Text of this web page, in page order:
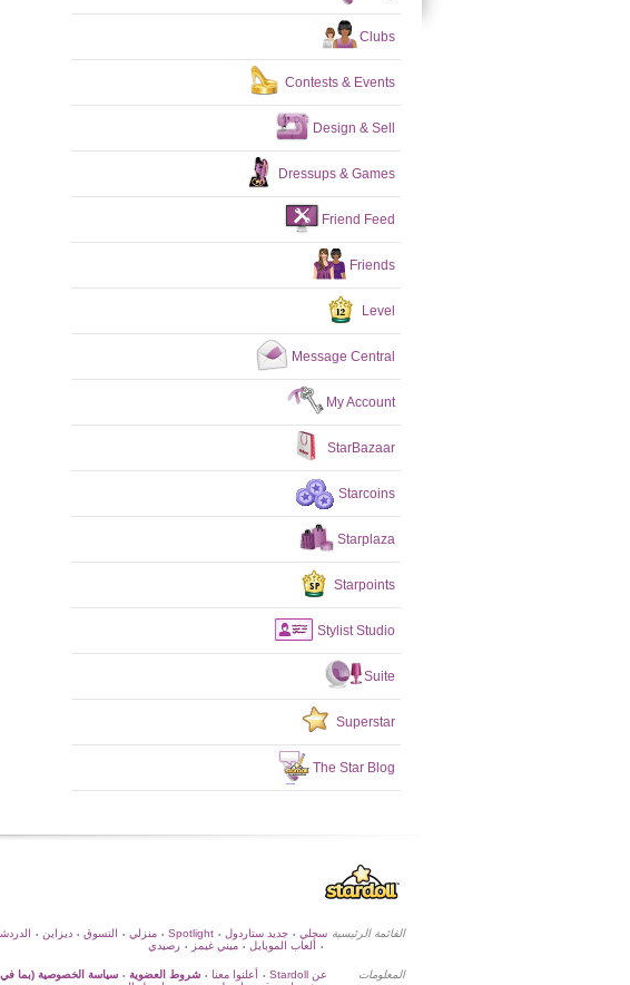
Clubs
Contests & Events
Design & Sell
Dressups & Games
Friend Feed
Friends
Level
Message Central
My Account
StarBazaar
Starcoins
Starplaza
Starpoints
Stylist Studio
Suite
Superstar
The Star Blog
القائمة الرئيسية سجلي • جديد ستاردول •
Spotlight
• منزلي • التسوق • ديزاين •
• ألعاب الموبايل • ميني غيمز • رصيدي
المعلومات عن Stardoll • أعلنوا معنا • شروط العضوية • سياسة الخصوصية (بما